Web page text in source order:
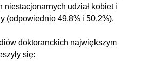
niestacjonarnych udział kobiet i
(odpowiednio 49,8% i 50,2%).
doktoranckich największym
się: